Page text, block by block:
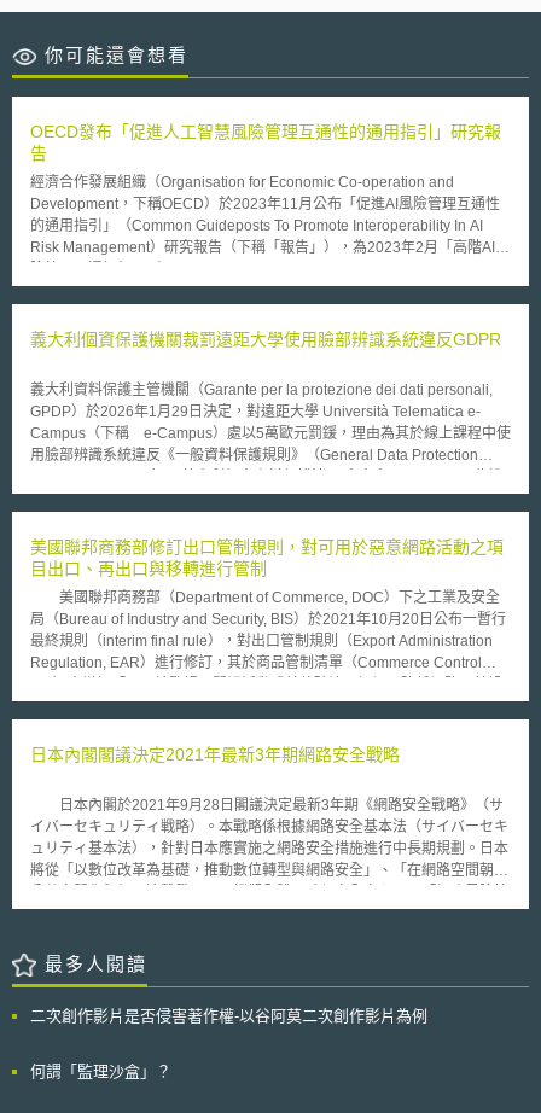
你可能還會想看
OECD發布「促進人工智慧風險管理互通性的通用指引」研究報
告
經濟合作發展組織（Organisation for Economic Co-operation and
Development，下稱OECD）於2023年11月公布「促進AI風險管理互通性
的通用指引」（Common Guideposts To Promote Interoperability In AI
Risk Management）研究報告（下稱「報告」），為2023年2月「高階AI風
Framework，下稱「互通框架」）之延伸研究。 報告中主要說明「互通框
進行比較分析。首先，「互通框架」的四個步驟分別為： 1. 「定義」AI風
透過持續的監督、審查、記錄、溝通與諮詢、各參與者的角色和責任分配、
建立問責制等作法，打造組織內部的風險管理文化。 其次，本報告指出，
目前國際主要AI風險管理框架大致上與OECD「互通框架」的四個主要步驟
一致，然因涵蓋範圍有別，框架間難免存在差異，最大差異在於「治理」功
並瀏覽多種風險管理的落實方法、工具和實踐方式。OECD的努力或許能促
進全球AI治理的一致性，進而減輕企業的合規負擔，其後續發展值得持續追
蹤觀察。
義大利個資保護機關裁罰遠距大學使用臉部辨識系統違反GDPR
義大利資料保護主管機關（Garante per la protezione dei dati personali,
GPDP）於2026年1月29日決定，對遠距大學 Università Telematica e-
Campus（下稱 e-Campus）處以5萬歐元罰鍰，理由為其於線上課程中使
用臉部辨識系統違反《一般資料保護規則》（General Data Protection
行學生身分驗證與出席確認，要求學生事先上傳臉部影像與身分證件，建立
抽查比對。校方會將臉部辨識資料保存12個月，以及系統會將課堂影像保存
至口試日，且校方主張該影像資料處理係以學生同意作為適法依據。 經
GPDP指出於義大利法制下，私立大學與公立大學均被視為追求公共利益之
機構，相關資料處理應依GDPR第6條第1項(c)、(e)及第9條第1款（g）相
關規定，以法定義務或公共任務為依據。儘管校方主張依據GDPR的同意為
合法事由，但GPDP指出學生不同意即無法參與課程或取得資格，顯示雙方
律認定為國內法律，亦不構成GDPR所要求之法律依據。因而認定有違反
最小化與保存限制原則： 校方將臉部辨識資料保存長達12個月，超出出席
確認目的所必要之期間。並且縱使辨識失敗，亦可即時改以人工方式檢核，
無須長期保存相關資料。此外，後續系統將課堂影像保存至口試日，亦被認
定缺乏必要性而違反GDPR第5條及第25條。 三、未妥適進行資料保護影響
評估（DPIA）： 本案涉及大量學生（每班級約400至500人）之生物特徵資
料處理，屬高風險情形，依法應事前進行DPIA。然而校方未於處理前完成
相關義務而違反GDPR第35條。 綜上所述，考量資料屬性敏感、影響人數
規模龐大等因素；同時亦考量校方於調查期間已停止使用該系統並展現配合
並命其將裁決公告於官方網站。
美國聯邦商務部修訂出口管制規則，對可用於惡意網路活動之項
目出口、再出口與移轉進行管制
美國聯邦商務部（Department of Commerce, DOC）下之工業及安全
局（Bureau of Industry and Security, BIS）於2021年10月20日公布一暫行
最終規則（interim final rule），對出口管制規則（Export Administration
Regulation, EAR）進行修訂，其於商品管制清單（Commerce Control
備性能之工具」相關之出口管制分類編碼（Export Control Classification
（Authorized Cybersecurity Exports, ACE）」的例外許可規定（15 CFR
同），惟透過ACE之例外許可，使前述項目可出口至大多數國家，僅在下列
「再例外」情況需申請出口許可： 出口地為反恐目的地：出口目的地為15
CFR §740補充文件一所列類別E:1和E:2之國家時，須申請出口許可。 出口
對象為國家類別D之政府終端使用者（Government end user）：政府終端
下，如為弱點揭露、犯罪調查等目的，出口予該國之電腦安全事件回應小
組；為犯罪調查、訴訟等目的，出口可展現資訊系統上與使用者相關、對系
統造成危害或其他影響活動之數位製品（digital artifacts）予警察或司法機
（favorable treatment cybersecurity end user）擁有或操作資訊系統相關
日本內閣閣議決定2021年最新3年期網路安全戰略
日本內閣於2021年9月28日閣議決定最新3年期《網路安全戰略》（サ
イバーセキュリティ戦略）。本戰略係根據網路安全基本法（サイバーセキ
ュリティ基本法），針對日本應實施之網路安全措施進行中長期規劃。日本
將從「以數位改革為基礎，推動數位轉型與網路安全」、「在網路空間朝向
理措施」三大方向，推動網路安全措施。本戰略重點措施包括： 提升經濟
完成數位轉型改革。而在推動經濟社會數位化過程中，應將網路安全納入政
策推動之考量。 實現國民得安全安心生活之數位社會：所有組織應確保完
以使政府提供網路安全環境保護國民與社會。 促進國際社會和平安定，並
制定展現該理念之國際規範，並加強國際合作。 推動橫向措施：在橫向措
最多人閱讀
二次創作影片是否侵害著作權-以谷阿莫二次創作影片為例
何謂「監理沙盒」？